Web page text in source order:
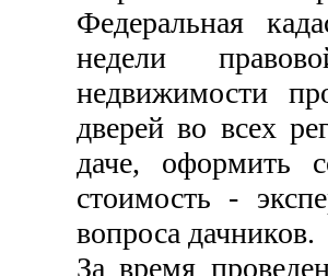
Федеральная
недели
недвижимости
дверей во всех
даче, оформить
стоимость -
вопроса дачников.
За время